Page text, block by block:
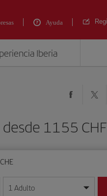
Ayuda
Iberia
desde 1155 CHF
día/mes/año
1 Adulto